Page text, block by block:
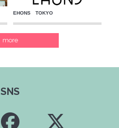
EHONS TOKYO
more
SNS